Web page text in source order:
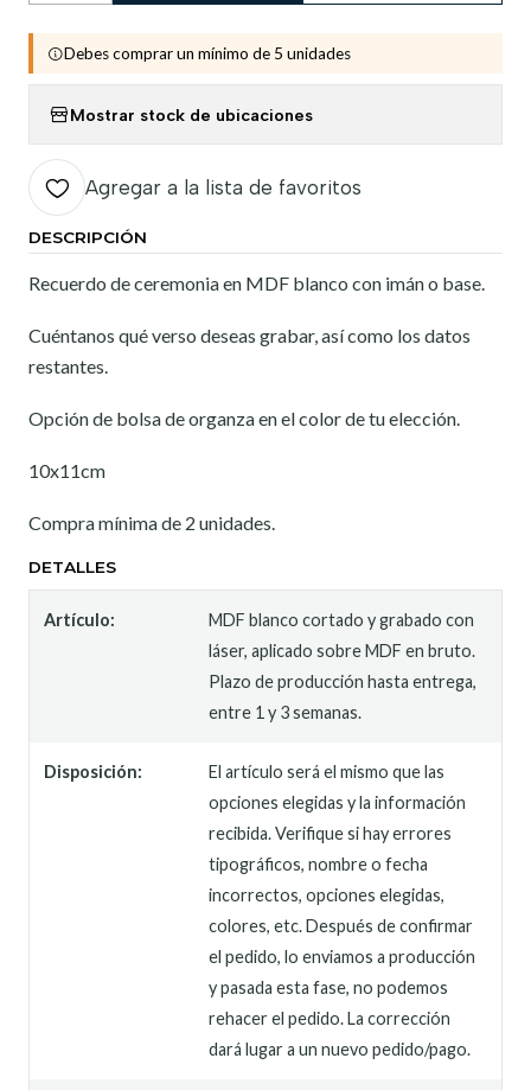
Debes comprar un mínimo de 5 unidades
Mostrar stock de ubicaciones
Agregar a la lista de favoritos
DESCRIPCIÓN
Recuerdo de ceremonia en MDF blanco con imán o base.
Cuéntanos qué verso deseas grabar, así como los datos
restantes.
Opción de bolsa de organza en el color de tu elección.
10x11cm
Compra mínima de 2 unidades.
DETALLES
Artículo:
MDF blanco cortado y grabado con
láser, aplicado sobre MDF en bruto.
Plazo de producción hasta entrega,
entre 1 y 3 semanas.
Disposición:
El artículo será el mismo que las
opciones elegidas y la información
recibida. Verifique si hay errores
tipográficos, nombre o fecha
incorrectos, opciones elegidas,
colores, etc. Después de confirmar
el pedido, lo enviamos a producción
y pasada esta fase, no podemos
rehacer el pedido. La corrección
dará lugar a un nuevo pedido/pago.